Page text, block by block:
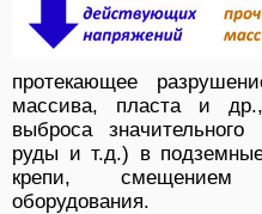
протекающее
массива, пласта и
выброса
руды и т.д.) в
крепи, смещением
оборудования.